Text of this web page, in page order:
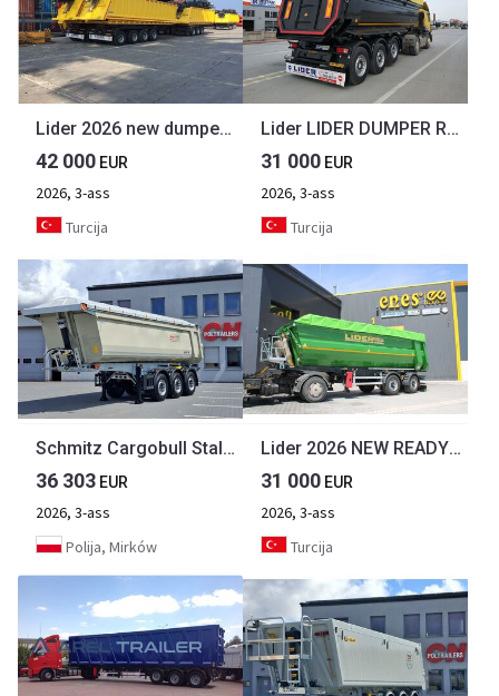
Lider 2026 new dumper from manufacturer company LIDER TRAILER
42 000 EUR
2026, 3-ass
Turcija
Lider LIDER DUMPER READY STOCKS NEW 2026 YEAR
31 000 EUR
2026, 3-ass
Turcija
Schmitz Cargobull Stalowa wywrotka 28m3, elektryczny dach
36 303 EUR
2026, 3-ass
Polija, Mirków
Lider 2026 NEW READY IN STOCKS DIRECTLY FROM MANUFACTURER COMPANY AVA
31 000 EUR
2026, 3-ass
Turcija